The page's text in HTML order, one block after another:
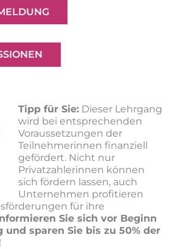
Tipp für Sie: Dieser Lehrgang
wird bei entsprechenden
Voraussetzungen der
Teilnehmerinnen finanziell
gefördert. Nicht nur
Privatzahlerinnen können
sich fördern lassen, auch
Unternehmen profitieren
für ihre
Sie sich vor Beginn
sparen Sie bis zu 50% der